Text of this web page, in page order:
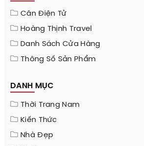
Cân Điện Tử
Hoàng Thịnh Travel
Danh Sách Cửa Hàng
Thông Số Sản Phẩm
DANH MỤC
Thời Trang Nam
Kiến Thức
Nhà Đẹp